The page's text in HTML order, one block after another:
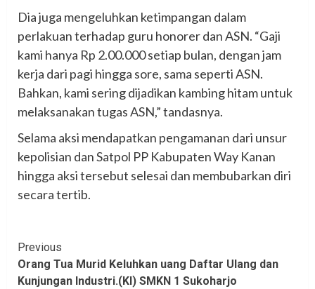
Dia juga mengeluhkan ketimpangan dalam
perlakuan terhadap guru honorer dan ASN. “Gaji
kami hanya Rp 2.00.000 setiap bulan, dengan jam
kerja dari pagi hingga sore, sama seperti ASN.
Bahkan, kami sering dijadikan kambing hitam untuk
melaksanakan tugas ASN,” tandasnya.
Selama aksi mendapatkan pengamanan dari unsur
kepolisian dan Satpol PP Kabupaten Way Kanan
hingga aksi tersebut selesai dan membubarkan diri
secara tertib.
Continue
Reading
Previous
Orang Tua Murid Keluhkan uang Daftar Ulang dan
Kunjungan Industri.(KI) SMKN 1 Sukoharjo